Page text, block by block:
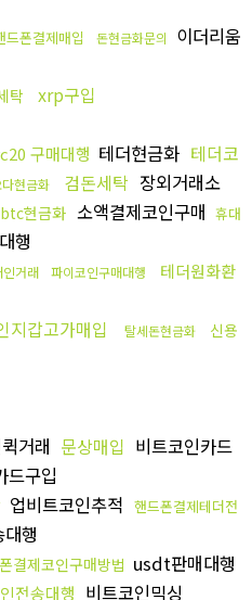
드폰결제매입 돈현금화문의
이더리움
탁 xrp구입
구매대행 테더현금화 테더코
현금화 검돈세탁 장외거래소
btc현금화 소액결제코인구매 휴대
행
인거래 파이코인구매대행
테더원화환
지갑고가매입 탈세돈현금화
신용
거래 문상매입 비트코인카드
드구입
업비트코인추적 핸드폰결제테더전
행
결제코인구매방법 usdt판매대행
전송대행 비트코인믹싱